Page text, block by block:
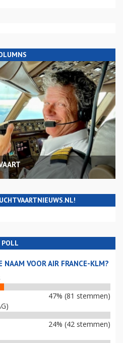
POLL
NAAM VOOR AIR FRANCE-KLM?
47% (81 stemmen)
24% (42 stemmen)